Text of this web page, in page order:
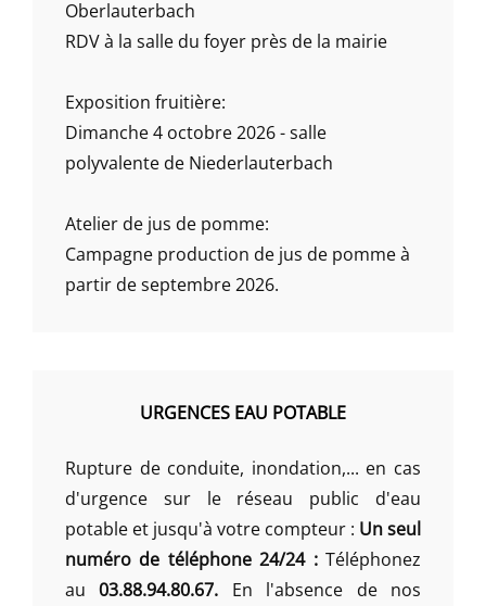
Oberlauterbach
RDV à la salle du foyer près de la mairie
Exposition fruitière:
Dimanche 4 octobre 2026 - salle
polyvalente de Niederlauterbach
Atelier de jus de pomme:
Campagne production de jus de pomme à
partir de septembre 2026.
URGENCES EAU POTABLE
Rupture de conduite, inondation,... en cas
d'urgence sur le réseau public d'eau
potable et jusqu'à votre compteur : Un seul
numéro de téléphone 24/24 :Téléphonez
au03.88.94.80.67. En l'absence de nos